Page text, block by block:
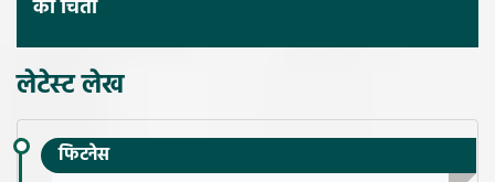
की चिंता
लेटेस्ट लेख
फिटनेस